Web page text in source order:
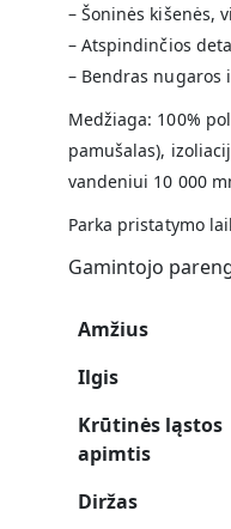
– Šoninės kišenės,
– Atspindinčios
– Bendras nugaros
Medžiaga: 100%
pamušalas),
vandeniui 10 000
Parka pristatymo
Gamintojo
Amžius
Ilgis
Krūtinės ląstos
apimtis
Diržas